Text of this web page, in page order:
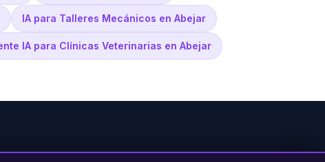
IA para Talleres Mecánicos en Abejar
IA para Clínicas Veterinarias en Abejar